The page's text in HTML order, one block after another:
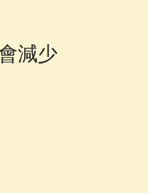
減少